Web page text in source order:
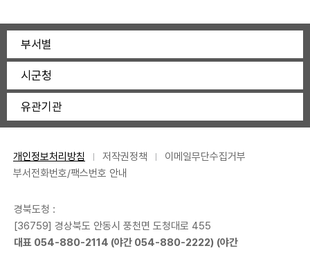
부서별
시군청
유관기관
개인정보처리방침 저작권정책
이메일무단수집거부
부서전화번호/팩스번호 안내
경북도청 :
[36759] 경상북도 안동시 풍천면 도청대로 455
대표 054-880-2114 (야간 054-880-2222) (야간